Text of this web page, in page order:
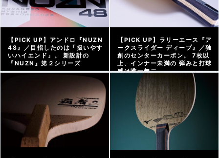
【PICK UP】アンドロ『NUZN
48』／目指したのは「扱いやす
いハイエンド」。 新設計の
『NUZN』第２シリーズ
アーカイブ | 2026/04/16
【PICK UP】ラリーエース『ア
ークスライダー ディープ』／独
創のセンターカーボン。 7枚以
上、インナー未満の 弾みと打球
感は唯一無二
2026/04/10